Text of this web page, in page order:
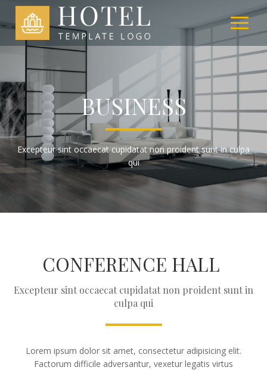
BUSINESS
Excepteur sint occaecat cupidatat non proident sunt in culpa
qui
CONFERENCE HALL
Excepteur sint occaecat cupidatat non proident sunt in
culpa qui
Lorem ipsum dolor sit amet, consectetur adipisicing elit.
Factorum difficile adversantur, vexetur legatis virtus